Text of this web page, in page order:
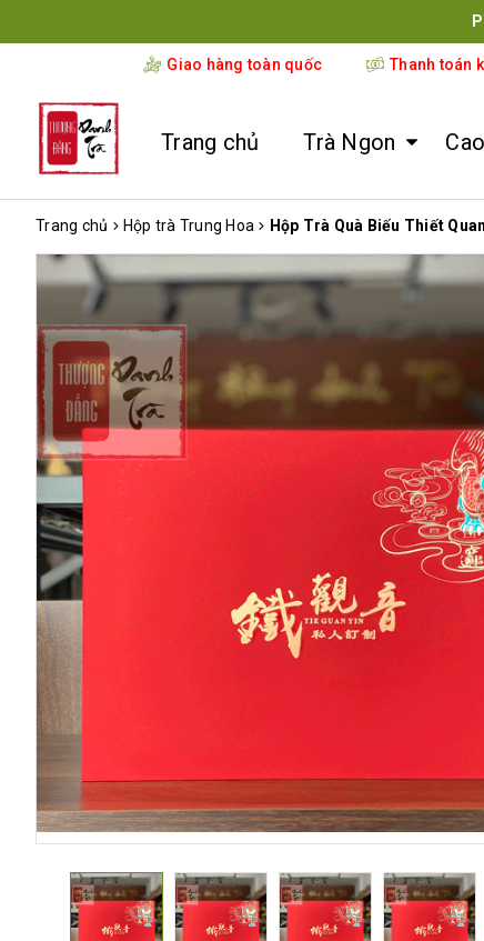
Giao hàng toàn quốc Thanh toán
Trang chủ Trà Ngon
Trang chủ Hộp trà Trung Hoa Hộp Trà Quà Biếu Thiết